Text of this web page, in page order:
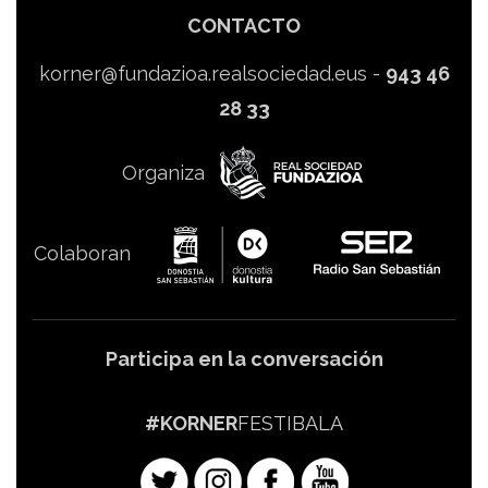
CONTACTO
korner@fundazioa.realsociedad.eus - 943 46
28 33
Organiza
Colaboran
Participa en la conversación
#KORNERFESTIBALA